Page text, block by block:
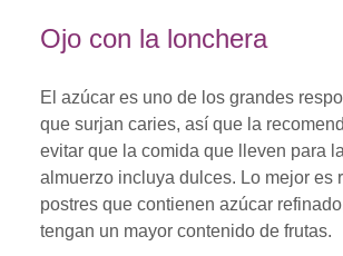
Ojo con la lonchera
El azúcar es uno de los grandes
que surjan caries, así que la
evitar que la comida que lleven para
almuerzo incluya dulces. Lo mejor es
postres que contienen azúcar
tengan un mayor contenido de frutas.